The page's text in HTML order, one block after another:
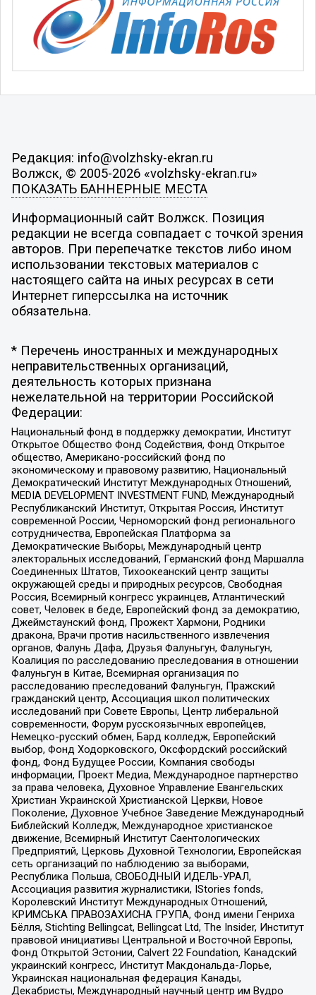
Редакция: info@volzhsky-ekran.ru
Волжск, © 2005-2026 «volzhsky-ekran.ru»
ПОКАЗАТЬ БАННЕРНЫЕ МЕСТА
Информационный сайт Волжск. Позиция
редакции не всегда совпадает с точкой зрения
авторов. При перепечатке текстов либо ином
использовании текстовых материалов с
настоящего сайта на иных ресурсах в сети
Интернет гиперссылка на источник
обязательна.
* Перечень иностранных и международных
неправительственных организаций,
деятельность которых признана
нежелательной на территории Российской
Федерации:
Национальный фонд в поддержку демократии, Институт
Открытое Общество Фонд Содействия, Фонд Открытое
общество, Американо-российский фонд по
экономическому и правовому развитию, Национальный
Демократический Институт Международных Отношений,
MEDIA DEVELOPMENT INVESTMENT FUND, Международный
Республиканский Институт, Открытая Россия, Институт
современной России, Черноморский фонд регионального
сотрудничества, Европейская Платформа за
Демократические Выборы, Международный центр
электоральных исследований, Германский фонд Маршалла
Соединенных Штатов, Тихоокеанский центр защиты
окружающей среды и природных ресурсов, Свободная
Россия, Всемирный конгресс украинцев, Атлантический
совет, Человек в беде, Европейский фонд за демократию,
Джеймстаунский фонд, Прожект Хармони, Родники
дракона, Врачи против насильственного извлечения
органов, Фалунь Дафа, Друзья Фалуньгун, Фалуньгун,
Коалиция по расследованию преследования в отношении
Фалуньгун в Китае, Всемирная организация по
расследованию преследований Фалуньгун, Пражский
гражданский центр, Ассоциация школ политических
исследований при Совете Европы, Центр либеральной
современности, Форум русскоязычных европейцев,
Немецко-русский обмен, Бард колледж, Европейский
выбор, Фонд Ходорковского, Оксфордский российский
фонд, Фонд Будущее России, Компания свободы
информации, Проект Медиа, Международное партнерство
за права человека, Духовное Управление Евангельских
Христиан Украинской Христианской Церкви, Новое
Поколение, Духовное Учебное Заведение Международный
Библейский Колледж, Международное христианское
движение, Всемирный Институт Саентологических
Предприятий, Церковь Духовной Технологии, Европейская
сеть организаций по наблюдению за выборами,
Республика Польша, СВОБОДНЫЙ ИДЕЛЬ-УРАЛ,
Ассоциация развития журналистики, IStories fonds,
Королевский Институт Международных Отношений,
КРИМСЬКА ПРАВОЗАХИСНА ГРУПА, Фонд имени Генриха
Бёлля, Stichting Bellingcat, Bellingcat Ltd, The Insider, Институт
правовой инициативы Центральной и Восточной Европы,
Фонд Открытой Эстонии, Calvert 22 Foundation, Канадский
украинский конгресс, Институт Макдональда-Лорье,
Украинская национальная федерация Канады,
Декабристы, Международный научный центр им Вудро